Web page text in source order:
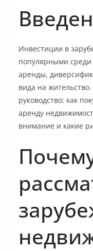
Инвестиции в
популярными среди
аренды,
вида на
руководство: как
аренду
внимание и какие